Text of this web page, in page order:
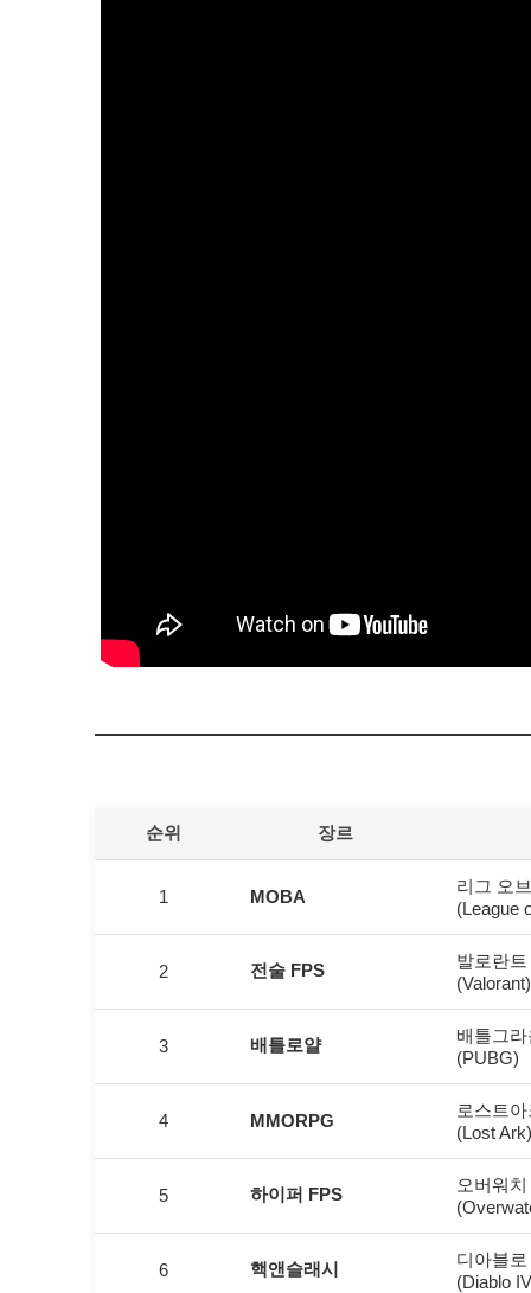
순위 장르
1 MOBA
리그 오
(League
2 전술 FPS
발로란트
(Valorant)
3 배틀로얄
배틀그
(PUBG)
4 MMORPG
로스트
(Lost Ark)
5 하이퍼 FPS
오버워치
6 핵앤슬래시
디아블로
(Diablo